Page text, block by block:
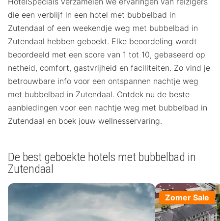
die een verblijf in een hotel met bubbelbad in
Zutendaal of een weekendje weg met bubbelbad in
Zutendaal hebben geboekt. Elke beoordeling wordt
beoordeeld met een score van 1 tot 10, gebaseerd op
netheid, comfort, gastvrijheid en faciliteiten. Zo vind je
betrouwbare info voor een ontspannen nachtje weg
met bubbelbad in Zutendaal. Ontdek nu de beste
aanbiedingen voor een nachtje weg met bubbelbad in
Zutendaal en boek jouw wellnesservaring.
De best geboekte hotels met bubbelbad in
Zutendaal
Zomer Sale